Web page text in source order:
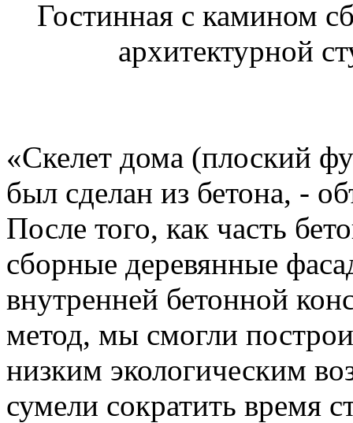
Гостинная с камином
архитектурной
«Скелет дома (плоский
был сделан из бетона, -
После того, как часть
сборные деревянные
внутренней бетонной
метод, мы смогли
низким экологическим
сумели сократить время